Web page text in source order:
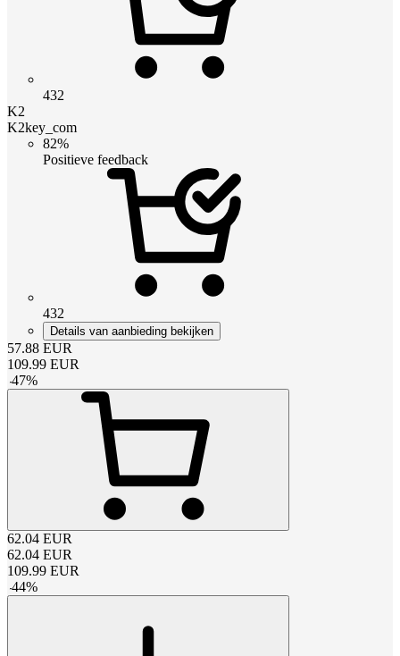
432
K2
K2key_com
82%
Positieve feedback
432
Details van aanbieding bekijken
57.88 EUR
109.99 EUR
-47%
62.04 EUR
62.04 EUR
109.99 EUR
-44%